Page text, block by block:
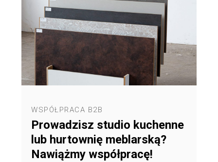
WSPÓŁPRACA B2B
Prowadzisz studio kuchenne
lub hurtownię meblarską?
Nawiążmy współpracę!